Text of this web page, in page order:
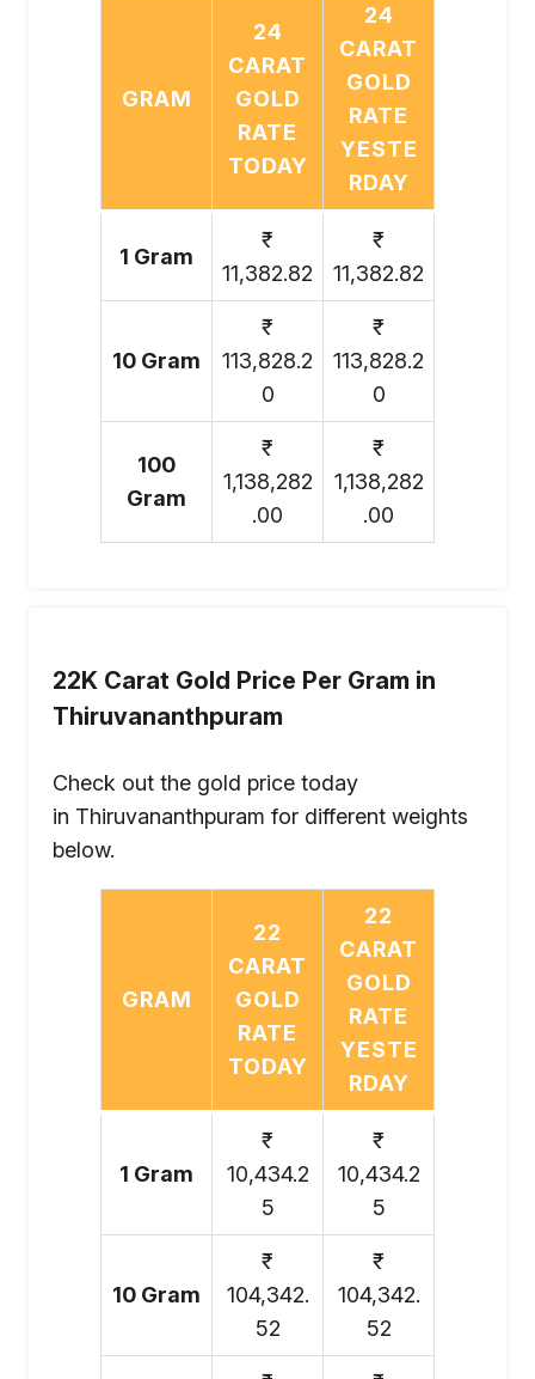
GRAM
24
CARAT
GOLD
RATE
TODAY
24
CARAT
GOLD
RATE
YESTE
RDAY
1 Gram
₹
11,382.82
₹
11,382.82
10 Gram
₹
113,828.2
0
₹
113,828.2
0
100
Gram
₹
1,138,282
.00
₹
1,138,282
.00
22K Carat Gold Price Per Gram in
Thiruvananthpuram
Check out the gold price today
in Thiruvananthpuram for different weights
below.
GRAM
22
CARAT
GOLD
RATE
TODAY
22
CARAT
GOLD
RATE
YESTE
RDAY
1 Gram
₹
10,434.2
5
₹
10,434.2
5
10 Gram
₹
104,342.
52
₹
104,342.
52